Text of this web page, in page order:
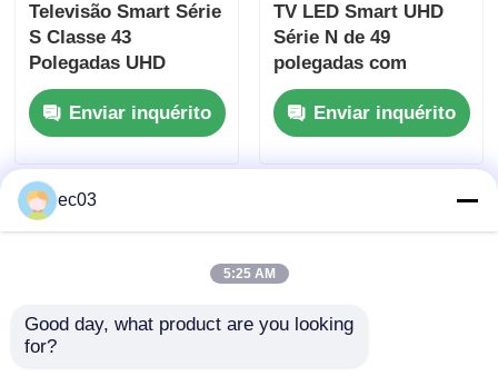
Monitor de computador
Televisão à prova d'água
Televisão Smart Série
S Classe 43
Polegadas UHD
Smart Television Com
Resolução 4K UHD
Enviar inquérito
TV LED Smart UHD
Série N de 49
polegadas com
resolução 4K 3840 x
2160 Enviar inquérito
ec03
5:25 AM
Good day, what product are you looking
for?